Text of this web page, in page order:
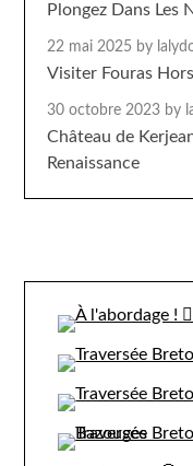
Plongez Dans Les
22 mai 2025 by
Visiter Fouras
30 octobre 2023 by
Château de
Renaissance